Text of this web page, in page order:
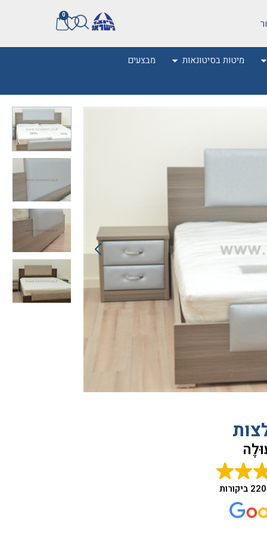
0
מיטות בסיטונאות מבצעים
220 ביקורות